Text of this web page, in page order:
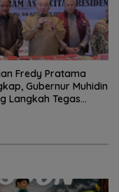
Fredy Pratama
Gubernur Muhidin
Langkah Tegas